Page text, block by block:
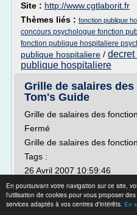
En poursuivant votre navigation sur ce site,
l'utilisation de cookies pour vous proposer
services adaptés à vos centres d'intérêts. En
Site : http://www.cgtlaborit.fr
Thèmes liés : fonction publique
concours psychologue fonction
fonction publique hospitaliere
publique hospitaliere / decret
publique hospitaliere
Grille de salaires
Tom's Guide
Grille de salaires des
Fermé
Grille de salaires des
Tags :
26 Avril 2007 10:59:46
Bonjour à tous,
Est ce que le niveau
en compte pour établir le